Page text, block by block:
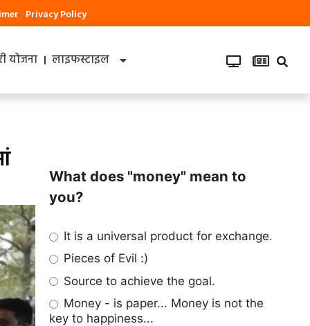
Privacy Policy
योजना लाइफस्टाइल
What does "money" mean to
you?
It is a universal product for exchange.
Pieces of Evil :)
Source to achieve the goal.
Money - is paper... Money is not the
key to happiness...